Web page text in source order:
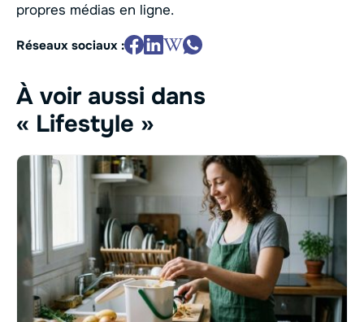
propres médias en ligne.
Réseaux sociaux :
À voir aussi dans
« Lifestyle »